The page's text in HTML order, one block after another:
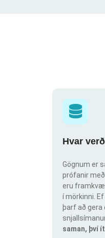
Hvar
Gögnum er
prófanir
eru
í mörkinni.
þarf að gera
saman, því